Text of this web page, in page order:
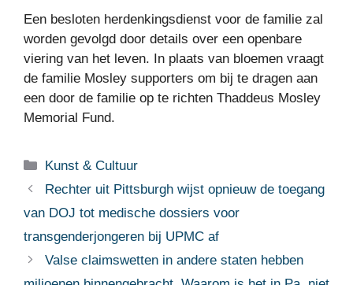
Een besloten herdenkingsdienst voor de familie zal
worden gevolgd door details over een openbare
viering van het leven. In plaats van bloemen vraagt ​​
de familie Mosley supporters om bij te dragen aan
een door de familie op te richten Thaddeus Mosley
Memorial Fund.
Categorieën
Kunst & Cultuur
Rechter uit Pittsburgh wijst opnieuw de toegang
van DOJ tot medische dossiers voor
transgenderjongeren bij UPMC af
Valse claimswetten in andere staten hebben